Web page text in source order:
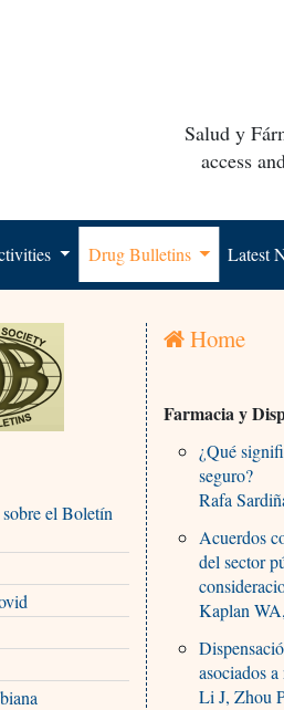
Salud y
access
Drug Bulletins Latest
el Boletín
Home
Farmacia y
¿Qué
seguro?
Rafa
Acuerdos
del sector
Kaplan
asociados
Li J, Zhou